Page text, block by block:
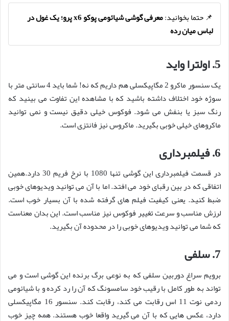
📌 حتما بخوانید:
معرفی گوشی شیائومی پوکو x6 پرو؛ یک غول در
لباس میان رده
5. اولترا واید
یک سنسور ماکرو 2 مگاپیکسلی هم داریم که نه! شما باید 4 سانتی متر با
سوژه خود اختلاف داشته باشید که با مشاهده این تفاوت می بینید که
رنگ سبز یا بنفش می شود. فوکوس خیلی دقیق نیست و نمی توانید
ماکروهای خیلی خوبی بگیرید. ماکروس نیز فانتزی است.
6. فیلمبرداری
در قسمت فیلمبرداری این گوشی تنها 1080 با نرخ فریم 30 دارد.همین
اتفاقی که در بین رقبای خود می افتد. اما با آن می توانید ویدیوهای خوبی
ضبط کنید. یعنی کیفیت فیلم های گرفته شده با آن بسیار خوب است.
لرزش مناسب و سرعت تغییر فوکوس نیز مناسب است. این بدان معناست
که شما می توانید ویدیوهای خوبی را در محدوده آن بگیرید.
7. سلفی
برویم سراغ دوربین سلفی که به نوعی برگ برنده این گوشی است و می
تواند به طور کامل با رقیب خود سامسونگ که آن را رد کرده و با شیائومی
ردمی نوت 11 اس رقابت می کند، رقابت کند. سنسور 16 مگاپیکسلی
دارد، عکس هایی که با آن می گیرید واقعا خوب هستند. همه چیز خوب